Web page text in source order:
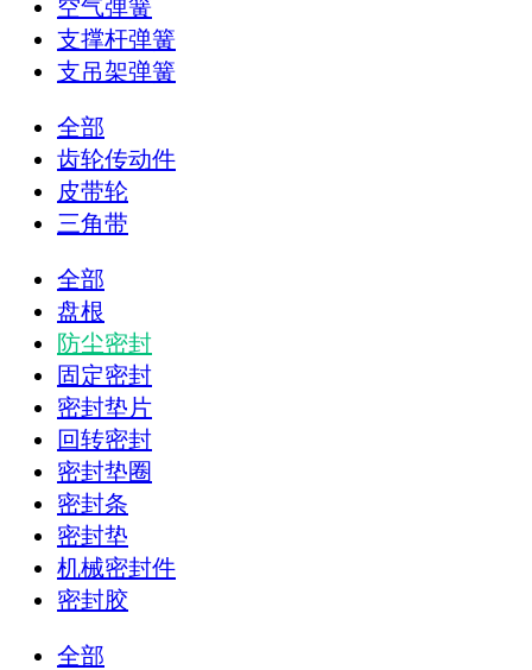
空气弹簧
支撑杆弹簧
支吊架弹簧
全部
齿轮传动件
皮带轮
三角带
全部
盘根
防尘密封
固定密封
密封垫片
回转密封
密封垫圈
密封条
密封垫
机械密封件
密封胶
全部